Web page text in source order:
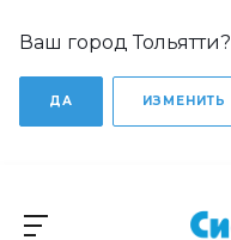
Ваш город Тольятти?
ДА ИЗМЕНИТЬ